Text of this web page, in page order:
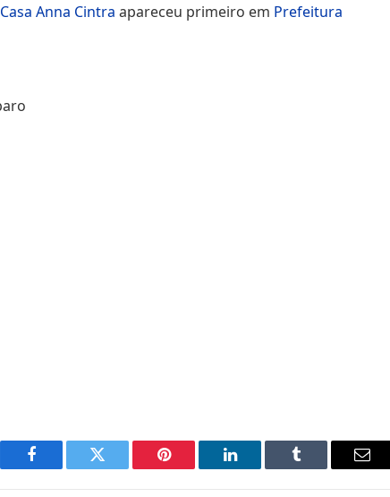
Anna Cintra apareceu primeiro em Prefeitura
Facebook Twitter Pinterest LinkedIn Tumblr